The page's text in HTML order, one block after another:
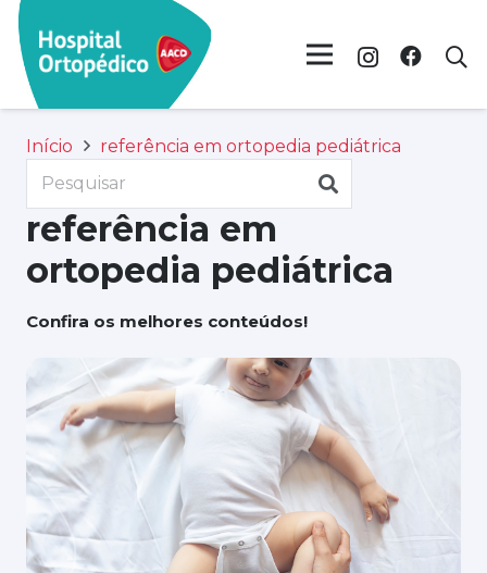
Início referência em ortopedia pediátrica
referência em
ortopedia pediátrica
Confira os melhores conteúdos!